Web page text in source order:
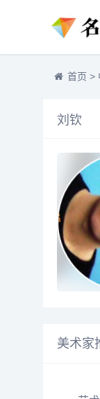
首页 >
刘钦
美术家